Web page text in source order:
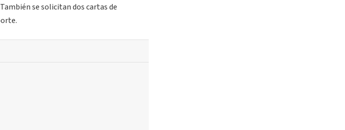
se solicitan dos cartas de